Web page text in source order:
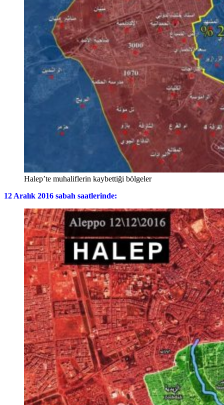
Halep’te muhaliflerin kaybettiği bölgeler
12 Aralık 2016 sabah saatlerinde: